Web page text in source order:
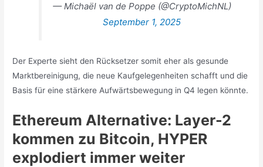
— Michaël van de Poppe (@CryptoMichNL)
September 1, 2025
Der Experte sieht den Rücksetzer somit eher als gesunde
Marktbereinigung, die neue Kaufgelegenheiten schafft und die
Basis für eine stärkere Aufwärtsbewegung in Q4 legen könnte.
Ethereum Alternative: Layer-2
kommen zu Bitcoin, HYPER
explodiert immer weiter